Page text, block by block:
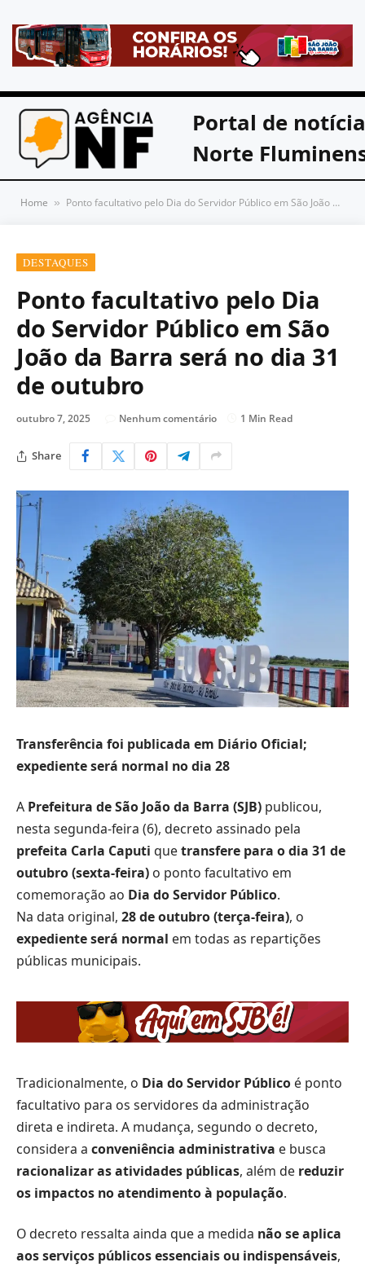
Portal de
Norte
Home » Ponto facultativo pelo Dia do Servidor Público em São João da Barra será no dia 31 de outubro
DESTAQUES
Ponto facultativo pelo Dia
do Servidor Público em São
João da Barra será no dia 31
de outubro
outubro 7, 2025 Nenhum comentário 1 Min Read
Share
Transferência foi publicada em Diário Oficial;
expediente será normal no dia 28
A Prefeitura de São João da Barra (SJB) publicou,
nesta segunda-feira (6), decreto assinado pela
prefeita Carla Caputi quetransfere para o dia 31 de
outubro (sexta-feira) o ponto facultativo em
comemoração ao Dia do Servidor Público.
Na data original, 28 de outubro (terça-feira), o
expediente será normal em todas as repartições
públicas municipais.
Tradicionalmente, o Dia do Servidor Público é ponto
facultativo para os servidores da administração
direta e indireta. A mudança, segundo o decreto,
considera a conveniência administrativa e busca
racionalizar as atividades públicas, além de reduzir
os impactos no atendimento à população.
O decreto ressalta ainda que a medida não se aplica
aos serviços públicos essenciais ou indispensáveis,